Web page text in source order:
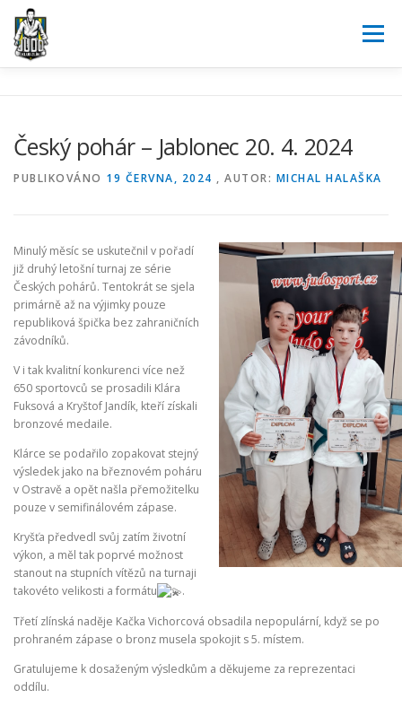
Přeskočit
obsah
Menu
SOUTĚŽE POŘÁDÁME
Český pohár – Jablonec 20. 4. 2024
PUBLIKOVÁNO 19 ČERVNA, 2024 , AUTOR: MICHAL HALAŠKA
Minulý měsíc se uskutečnil v pořadí
již druhý letošní turnaj ze série
Českých pohárů. Tentokrát se sjela
primárně až na výjimky pouze
republiková špička bez zahraničních
závodníků.
V i tak kvalitní konkurenci více než
650 sportovců se prosadili Klára
Fuksová a Kryštof Jandík, kteří získali
bronzové medaile.
Klárce se podařilo zopakovat stejný
výsledek jako na březnovém poháru
v Ostravě a opět našla přemožitelku
pouze v semifinálovém zápase.
Kryšťa předvedl svůj zatím životní
výkon, a měl tak poprvé možnost
stanout na stupních vítězů na turnaji
takovéto velikosti a formátu
.
Třetí zlínská naděje Kačka Vichorcová obsadila nepopulární, když se po
prohraném zápase o bronz musela spokojit s 5. místem.
Gratulujeme k dosaženým výsledkům a děkujeme za reprezentaci
oddílu.